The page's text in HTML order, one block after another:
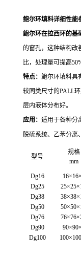
鲍尔环填料详细性能
鲍尔环在拉西环的基
的窗孔，这种结构改
比，处理量可提高
特点： 鲍尔环填料具
较同类尺寸的PALL
层内液体分布好。
应用： 适用于各种分
脱硫系统、乙苯分离
型号
规格
mm
Dg16
Dg25
Dg38
Dg50
Dg76
Dg90
Dg100